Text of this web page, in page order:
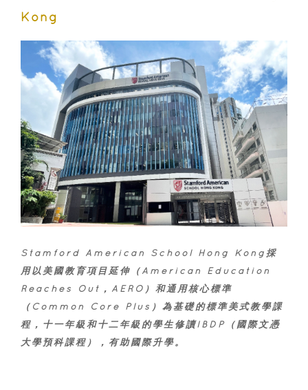
Kong
Stamford American School Hong Kong採
用以美國教育項目延伸（American Education
Reaches Out，AERO）和通用核心標準
（Common Core Plus）為基礎的標準美式教學課
程，十一年級和十二年級的學生修讀IBDP（國際文憑
大學預科課程），有助國際升學。